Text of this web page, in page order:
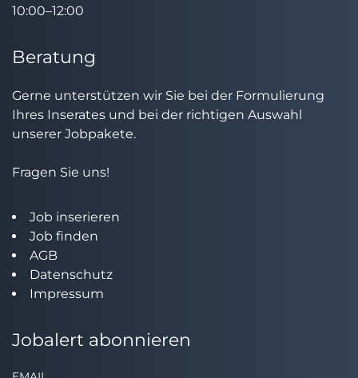
10:00–12:00
Beratung
Gerne unterstützen wir Sie bei der Formulierung
Ihres Inserates und bei der richtigen Auswahl
unserer Jobpakete.
Fragen Sie uns!
Job inserieren
Job finden
AGB
Datenschutz
Impressum
Jobalert abonnieren